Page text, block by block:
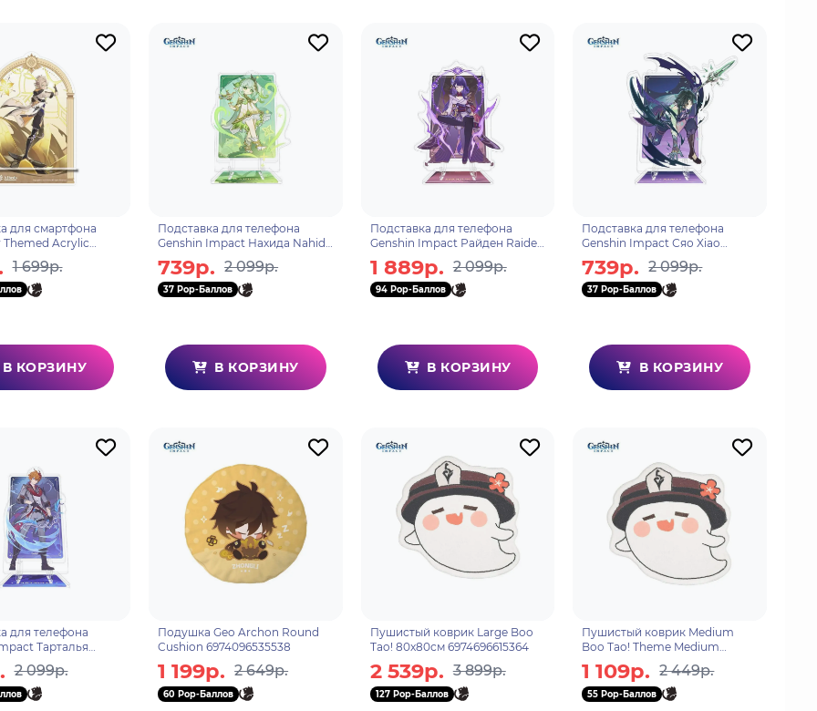
для смартфона
Themed Acrylic
697469661
1 699р.
В КОРЗИНУ
Подставка для телефона
Genshin Impact Нахида Nahida
Tournament 6942421108931
739р. 2 099р.
37 Pop-Баллов
В КОРЗИНУ
Подставка для телефона
Genshin Impact Райден Raiden
Tournament 694
1 889р. 2 099р.
94 Pop-Баллов
В КОРЗИНУ
Подставка для телефона
Genshin Impact Сяо Xiao
Tournament 6942421108993
739р. 2 099р.
37 Pop-Баллов
В КОРЗИНУ
для телефона
Тарталья
Genius
TCG Tournament
2 099р.
Подушка Geo Archon Round
Cushion 6974096535538
1 199р. 2 649р.
60 Pop-Баллов
Пушистый коврик Large Boo
Tao! 80x80см 6974696615364
2 539р. 3 899р.
127 Pop-Баллов
Пушистый коврик Medium
Boo Tao! Theme Medium
60x60см 6974696615371
1 109р. 2 449р.
55 Pop-Баллов